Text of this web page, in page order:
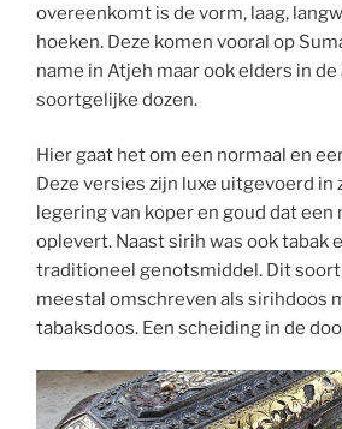
overeenkomt is de vorm, laag,
hoeken. Deze komen vooral op
name in Atjeh maar ook elders in
soortgelijke dozen.
Hier gaat het om een normaal en
Deze versies zijn luxe uitgevoerd in
legering van koper en goud dat
oplevert. Naast sirih was ook tabak
traditioneel genotsmiddel. Dit
meestal omschreven als sirihdoos
tabaksdoos. Een scheiding in de